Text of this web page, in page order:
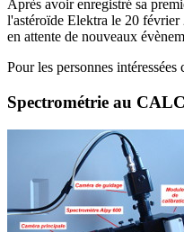
Après avoir enregistré sa
l'astéroïde Elektra le 20 février
en attente de nouveaux
Pour les personnes
Spectrométrie au CALC